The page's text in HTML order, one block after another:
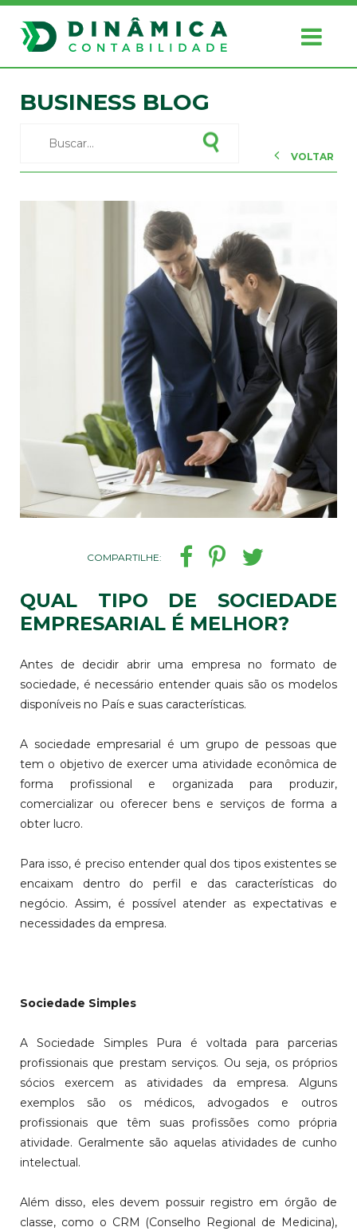
BUSINESS BLOG
VOLTAR
COMPARTILHE:
QUAL TIPO DE SOCIEDADE
EMPRESARIAL É MELHOR?
Antes de decidir abrir uma empresa no formato de
sociedade, é necessário entender quais são os modelos
disponíveis no País e suas características.
A sociedade empresarial é um grupo de pessoas que
tem o objetivo de exercer uma atividade econômica de
forma profissional e organizada para produzir,
comercializar ou oferecer bens e serviços de forma a
obter lucro.
Para isso, é preciso entender qual dos tipos existentes se
encaixam dentro do perfil e das características do
negócio. Assim, é possível atender as expectativas e
necessidades da empresa.
Sociedade Simples
A Sociedade Simples Pura é voltada para parcerias
profissionais que prestam serviços. Ou seja, os próprios
sócios exercem as atividades da empresa. Alguns
exemplos são os médicos, advogados e outros
profissionais que têm suas profissões como própria
atividade. Geralmente são aquelas atividades de cunho
intelectual.
Além disso, eles devem possuir registro em órgão de
classe, como o CRM (Conselho Regional de Medicina),